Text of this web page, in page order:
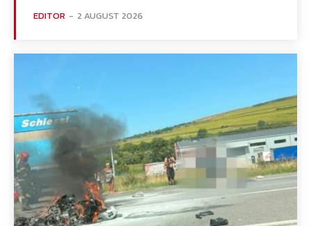
EDITOR - 2 AUGUST 2026